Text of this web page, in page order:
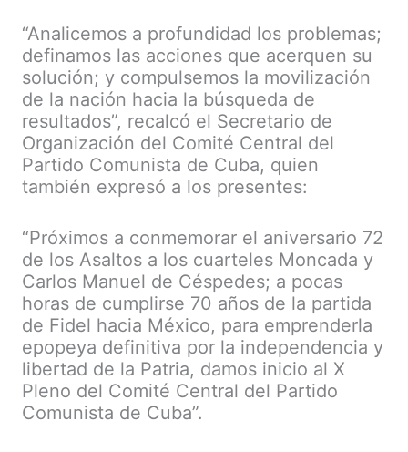
“Analicemos a profundidad los problemas;
definamos las acciones que acerquen su
solución; y compulsemos la movilización
de la nación hacia la búsqueda de
resultados”, recalcó el Secretario de
Organización del Comité Central del
Partido Comunista de Cuba, quien
también expresó a los presentes:
“Próximos a conmemorar el aniversario 72
de los Asaltos a los cuarteles Moncada y
Carlos Manuel de Céspedes; a pocas
horas de cumplirse 70 años de la partida
de Fidel hacia México, para emprenderla
epopeya definitiva por la independencia y
libertad de la Patria, damos inicio al X
Pleno del Comité Central del Partido
Comunista de Cuba”.